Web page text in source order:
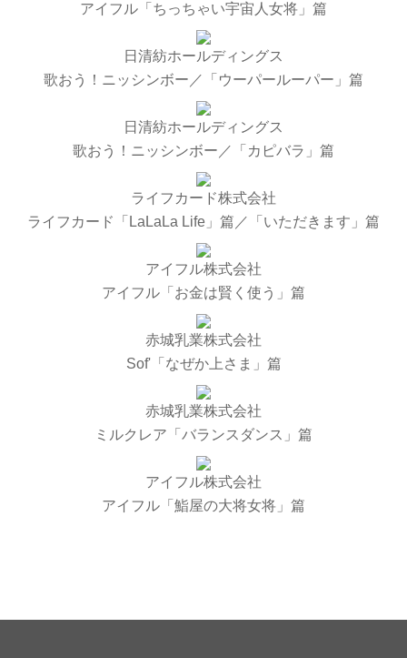
アイフル「ちっちゃい宇宙人女将」篇
日清紡ホールディングス
歌おう！ニッシンボー／「ウーパールーパー」篇
日清紡ホールディングス
歌おう！ニッシンボー／「カピバラ」篇
ライフカード株式会社
ライフカード「LaLaLa Life」篇／「いただきます」篇
アイフル株式会社
アイフル「お金は賢く使う」篇
赤城乳業株式会社
Sof'「なぜか上さま」篇
赤城乳業株式会社
ミルクレア「バランスダンス」篇
アイフル株式会社
アイフル「鮨屋の大将女将」篇